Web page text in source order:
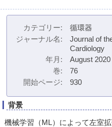
カテゴリー
循環器
ジャーナル名
Journal of
Cardiology
年月
August 2020
巻
76
開始ページ
930
背景
機械学習（ML）によって左室